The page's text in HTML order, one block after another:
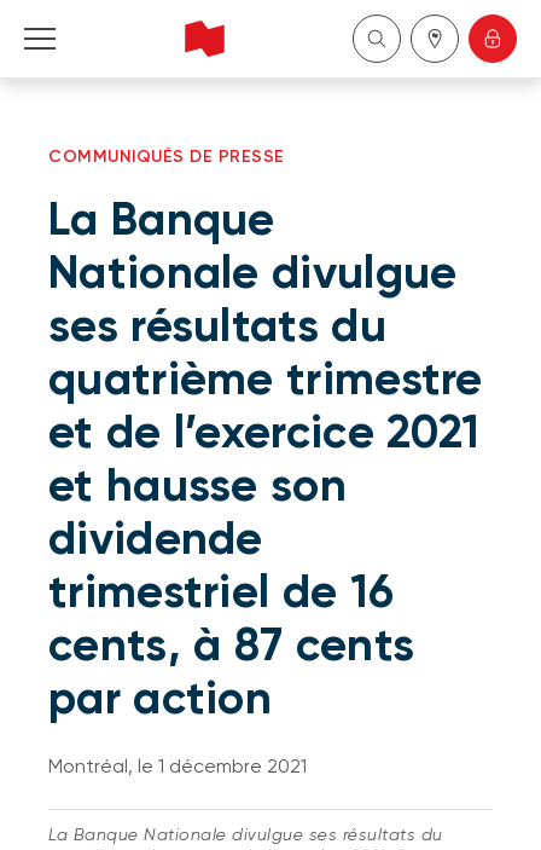
Gestion de patrimoine
À propos de nous
Devenir client
English
COMMUNIQUÉS DE PRESSE
La Banque
Nationale divulgue
ses résultats du
quatrième trimestre
et de l’exercice 2021
et hausse son
dividende
trimestriel de 16
cents, à 87 cents
par action
Montréal, le 1 décembre 2021
La Banque Nationale divulgue ses résultats du